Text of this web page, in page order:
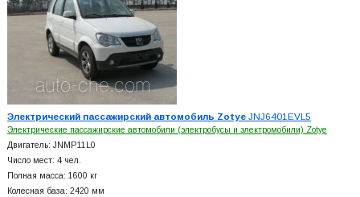
Электрический пассажирский автомобиль ZotyeJNJ6401EVL5
Электрические пассажирские автомобили (электробусы и электромобили) Zotye
Двигатель: JNMP11L0
Число мест: 4 чел.
Полная масса: 1600 кг
Колесная база: 2420 мм